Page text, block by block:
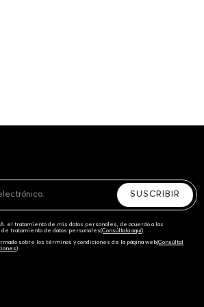
SUSCRIBIR
el tratamiento de mis datos personales, de acuerdo a las
tratamiento de datos personales‎(Consúltala aquí)
sobre los términos y condiciones de la página web‎(Consúltal